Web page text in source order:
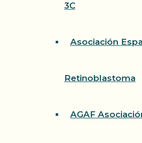
3C
Asociación
Retinoblastoma
AGAF